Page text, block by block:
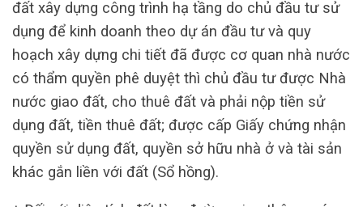
đất xây dựng công trình hạ tầng do chủ đầu tư sử
dụng để kinh doanh theo dự án đầu tư và quy
hoạch xây dựng chi tiết đã được cơ quan nhà nước
có thẩm quyền phê duyệt thì chủ đầu tư được Nhà
nước giao đất, cho thuê đất và phải nộp tiền sử
dụng đất, tiền thuê đất; được cấp Giấy chứng nhận
quyền sử dụng đất, quyền sở hữu nhà ở và tài sản
khác gắn liền với đất (Sổ hồng).